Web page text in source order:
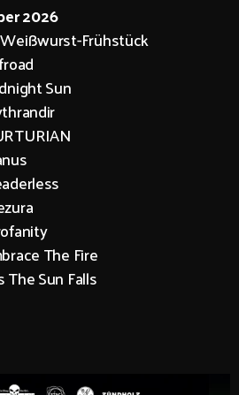
2026
Weißwurst-Frühstück
Sun
The Fire
The Sun Falls